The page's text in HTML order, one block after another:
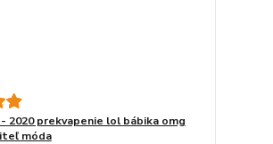
- 2020 prekvapenie lol bábika omg
móda